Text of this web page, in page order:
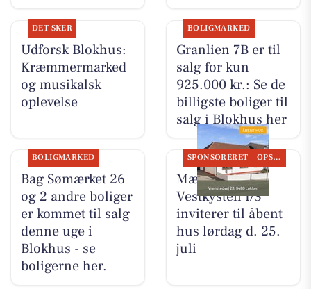
DET SKER
Udforsk Blokhus:
Kræmmermarked
og musikalsk
oplevelse
BOLIGMARKED
Granlien 7B er til
salg for kun
925.000 kr.: Se de
billigste boliger til
salg i Blokhus her
BOLIGMARKED
Bag Sømærket 26
og 2 andre boliger
er kommet til salg
denne uge i
Blokhus - se
boligerne her.
SPONSORERET OPSLAGSTAVLEN
Mæglerhuset
Vestkysten I/S
inviterer til åbent
hus lørdag d. 25.
juli